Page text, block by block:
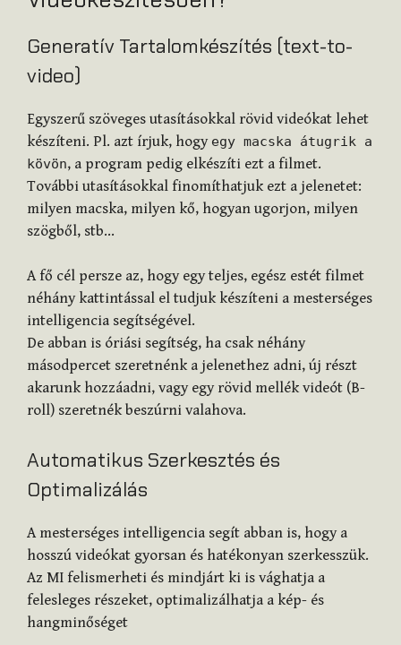
Generatív Tartalomkészítés (text-to-
video)
Egyszerű szöveges utasításokkal rövid videókat lehet
készíteni. Pl. azt írjuk, hogy egy macska átugrik a
kövön, a program pedig elkészíti ezt a filmet.
További utasításokkal finomíthatjuk ezt a jelenetet:
milyen macska, milyen kő, hogyan ugorjon, milyen
szögből, stb…
A fő cél persze az, hogy egy teljes, egész estét filmet
néhány kattintással el tudjuk készíteni a mesterséges
intelligencia segítségével.
De abban is óriási segítség, ha csak néhány
másodpercet szeretnénk a jelenethez adni, új részt
akarunk hozzáadni, vagy egy rövid mellék videót (B-
roll) szeretnék beszúrni valahova.
Automatikus Szerkesztés és
Optimalizálás
A mesterséges intelligencia segít abban is, hogy a
hosszú videókat gyorsan és hatékonyan szerkesszük.
Az MI felismerheti és mindjárt ki is vághatja a
felesleges részeket, optimalizálhatja a kép- és
hangminőséget